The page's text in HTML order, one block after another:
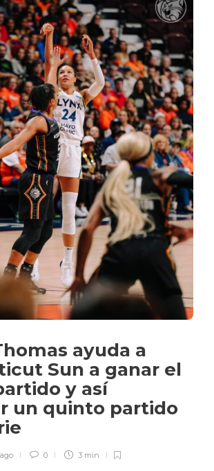
ayuda a
Sun a ganar el
y así
un quinto partido
0 3 min